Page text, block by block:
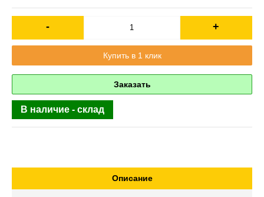
- +
Купить в 1 клик
Заказать
В наличие - склад
Описание